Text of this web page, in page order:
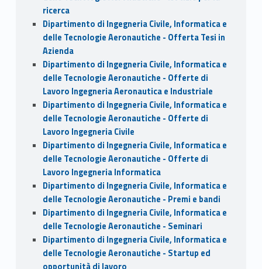
ricerca
Dipartimento di Ingegneria Civile, Informatica e
delle Tecnologie Aeronautiche - Offerta Tesi in
Azienda
Dipartimento di Ingegneria Civile, Informatica e
delle Tecnologie Aeronautiche - Offerte di
Lavoro Ingegneria Aeronautica e Industriale
Dipartimento di Ingegneria Civile, Informatica e
delle Tecnologie Aeronautiche - Offerte di
Lavoro Ingegneria Civile
Dipartimento di Ingegneria Civile, Informatica e
delle Tecnologie Aeronautiche - Offerte di
Lavoro Ingegneria Informatica
Dipartimento di Ingegneria Civile, Informatica e
delle Tecnologie Aeronautiche - Premi e bandi
Dipartimento di Ingegneria Civile, Informatica e
delle Tecnologie Aeronautiche - Seminari
Dipartimento di Ingegneria Civile, Informatica e
delle Tecnologie Aeronautiche - Startup ed